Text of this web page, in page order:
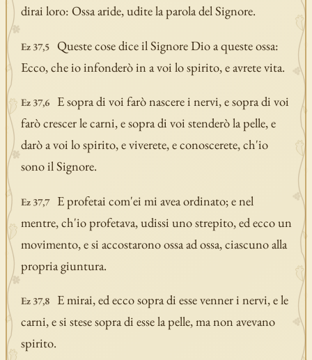
dirai loro: Ossa aride, udite la parola del Signore.
Ez 37,5
Queste cose dice il Signore Dio a queste ossa:
Ecco, che io infonderò in a voi lo spirito, e avrete vita.
Ez 37,6
E sopra di voi farò nascere i nervi, e sopra di voi
farò crescer le carni, e sopra di voi stenderò la pelle, e
darò a voi lo spirito, e viverete, e conoscerete, ch'io
sono il Signore.
Ez 37,7
E profetai com'ei mi avea ordinato; e nel
mentre, ch'io profetava, udissi uno strepito, ed ecco un
movimento, e si accostarono ossa ad ossa, ciascuno alla
propria giuntura.
Ez 37,8
E mirai, ed ecco sopra di esse venner i nervi, e le
carni, e si stese sopra di esse la pelle, ma non avevano
spirito.